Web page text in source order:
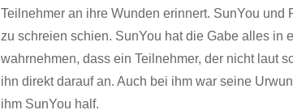
Teilnehmer an ihre Wunden erinnert. SunYou und
zu schreien schien. SunYou hat die Gabe alles in
wahrnehmen, dass ein Teilnehmer, der nicht laut
ihn direkt darauf an. Auch bei ihm war seine
ihm SunYou half.